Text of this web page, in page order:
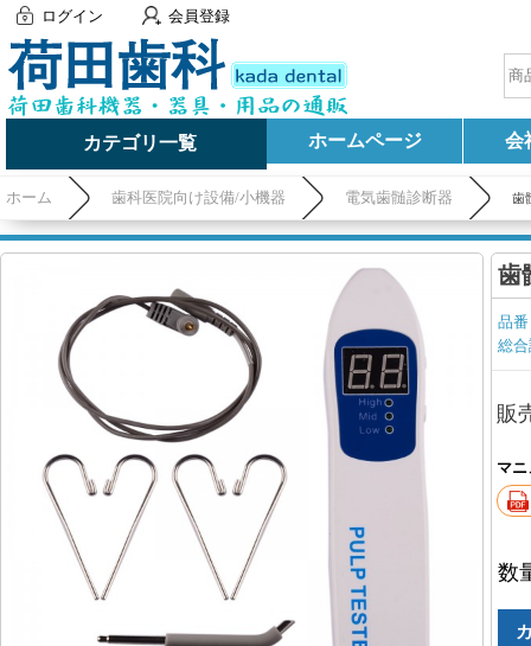
ログイン 会員登録
カテゴリ一覧 ホームページ 会
ホーム 歯科医院向け設備/小機器 電気歯髄診断器 歯
歯
品
総
販
マ
数